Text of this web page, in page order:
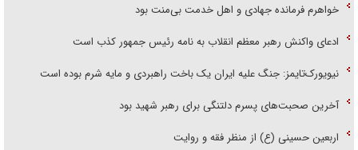
خواهرم فرمانده جهادی و اهل خدمت بی‌منت بود
ادعای واکنش رهبر معظم انقلاب به نامه رئیس جمهور کذب است
نیویورک‌تایمز: جنگ علیه ایران یک باخت راهبردی و مایه شرم بوده است
آخرین صحبت‌های پسرم دلتنگی برای رهبر شهید بود
اربعین حسینی (ع) از منظر فقه و روایت